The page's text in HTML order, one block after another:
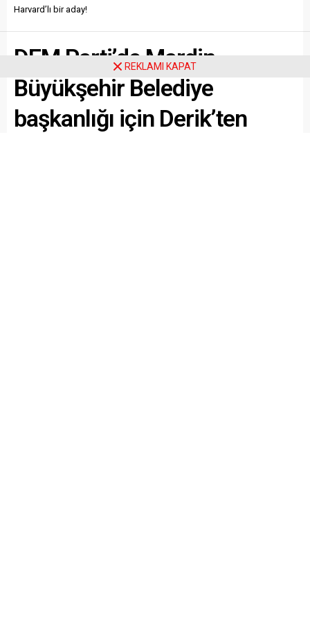
Harvard’lı bir aday!
DEM Parti’de Mardin
Büyükşehir Belediye
başkanlığı için Derik’ten
REKLAMI KAPAT